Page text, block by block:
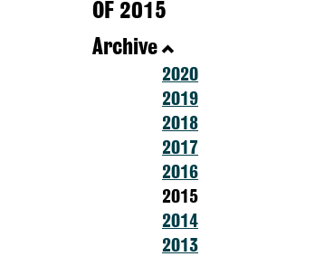
OF 2015
Archive
2020
2019
2018
2017
2016
2015
2014
2013